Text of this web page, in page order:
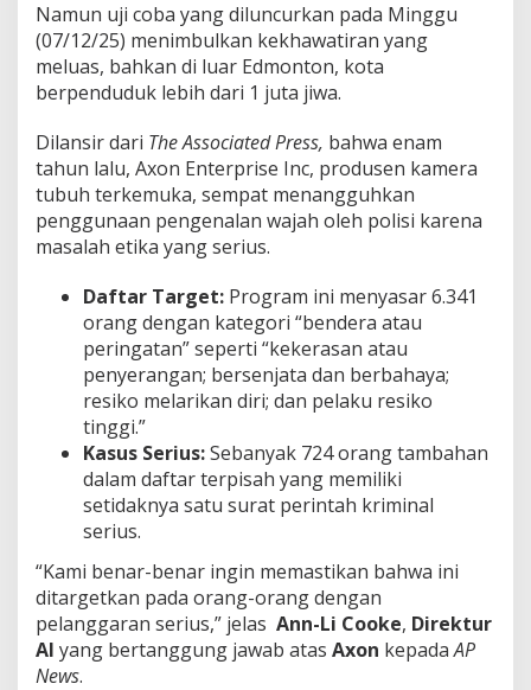
Namun uji coba yang diluncurkan pada Minggu
(07/12/25) menimbulkan kekhawatiran yang
meluas, bahkan di luar Edmonton, kota
berpenduduk lebih dari 1 juta jiwa.
Dilansir dari The Associated Press, bahwa enam
tahun lalu, Axon Enterprise Inc, produsen kamera
tubuh terkemuka, sempat menangguhkan
penggunaan pengenalan wajah oleh polisi karena
masalah etika yang serius.
Daftar Target: Program ini menyasar 6.341
orang dengan kategori “bendera atau
peringatan” seperti “kekerasan atau
penyerangan; bersenjata dan berbahaya;
resiko melarikan diri; dan pelaku resiko
tinggi.”
Kasus Serius:Sebanyak 724 orang tambahan
dalam daftar terpisah yang memiliki
setidaknya satu surat perintah kriminal
serius.
“Kami benar-benar ingin memastikan bahwa ini
ditargetkan pada orang-orang dengan
pelanggaran serius,” jelas Ann-Li Cooke, Direktur
AI yang bertanggung jawab atas Axon kepadaAP
News.